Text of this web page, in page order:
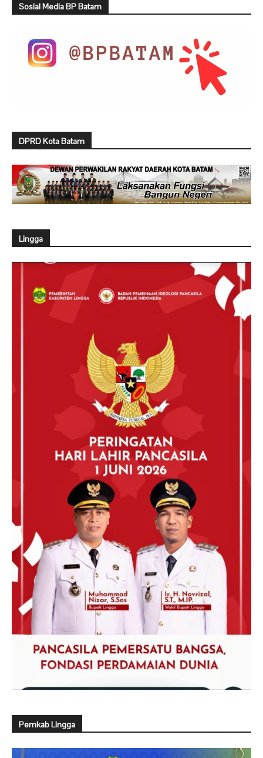
Sosial Media BP Batam
DPRD Kota Batam
Lingga
Pemkab Lingga